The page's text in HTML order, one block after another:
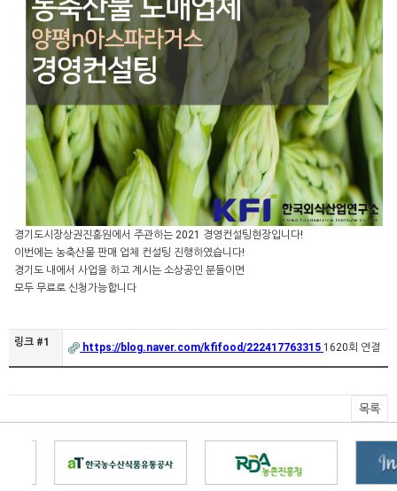
경기도시장상권진흥원에서 주관하는 2021 경영컨설팅현장입니다!
이번에는 농축산물 판매 업체 컨설팅 진행하였습니다!
경기도 내에서 사업을 하고 계시는 소상공인 분들이면
모두 무료로 신청가능합니다
링크 #1 https://blog.naver.com/kfifood/222417763315 1620회 연결
목록